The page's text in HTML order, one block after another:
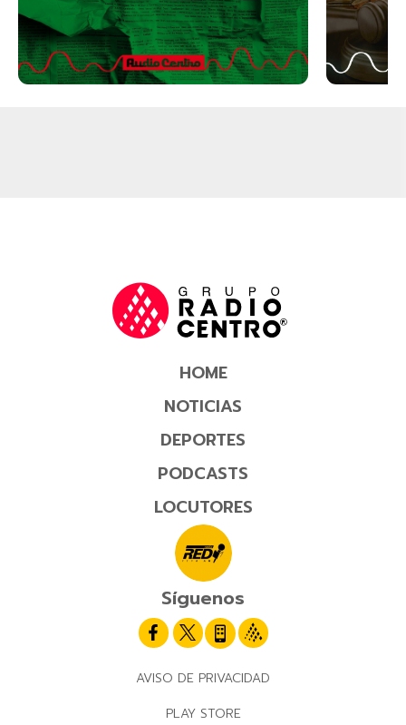
HOME
NOTICIAS
DEPORTES
PODCASTS
LOCUTORES
Síguenos
AVISO DE PRIVACIDAD
PLAY STORE